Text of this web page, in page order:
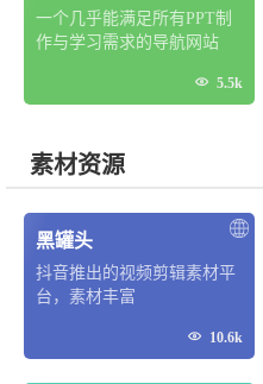
一个几乎能满足所有PPT制
作与学习需求的导航网站
 5.5k
素材资源
黑罐头
抖音推出的视频剪辑素材平
台，素材丰富
 10.6k